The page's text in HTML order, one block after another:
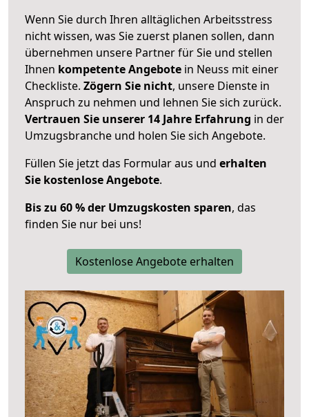
Wenn Sie durch Ihren alltäglichen Arbeitsstress
nicht wissen, was Sie zuerst planen sollen, dann
übernehmen unsere Partner für Sie und stellen
Ihnen kompetente Angebote in Neuss mit einer
Checkliste. Zögern Sie nicht, unsere Dienste in
Anspruch zu nehmen und lehnen Sie sich zurück.
Vertrauen Sie unserer 14 Jahre Erfahrung in der
Umzugsbranche und holen Sie sich Angebote.
Füllen Sie jetzt das Formular aus und erhalten
Sie kostenlose Angebote.
Bis zu 60 % der Umzugskosten sparen, das
finden Sie nur bei uns!
Kostenlose Angebote erhalten